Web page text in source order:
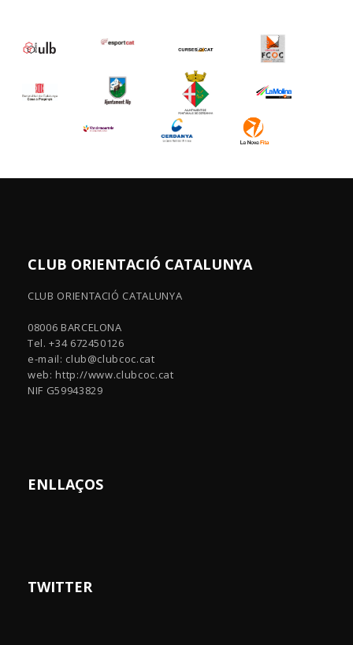
CLUB ORIENTACIÓ CATALUNYA
CLUB ORIENTACIÓ CATALUNYA
08006 BARCELONA
Tel. +34 672450126
e-mail: club@clubcoc.cat
web: http://www.clubcoc.cat
NIF G59943829
ENLLAÇOS
TWITTER